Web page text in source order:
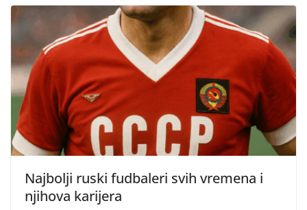
Najbolji ruski fudbaleri svih vremena i
njihova karijera